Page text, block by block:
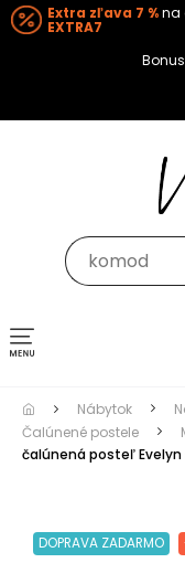
Extra zľava 7 %na
EXTRA7
Toggle
Nábytok
Čalúnené postele
čalúnená posteľ Evelyn
DOPRAVA ZADARMO